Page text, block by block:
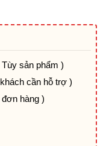
Tùy sản phẩm )
cần hỗ trợ )
hàng )